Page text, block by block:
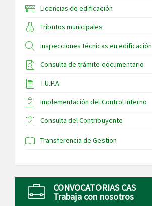
Licencias de edificación
Tributos municipales
Inspecciones técnicas en edificación
Consulta de trámite documentario
T.U.P.A.
Implementación del Control Interno
Consulta del Contribuyente
Transferencia de Gestion
CONVOCATORIAS CAS
Trabaja con nosotros